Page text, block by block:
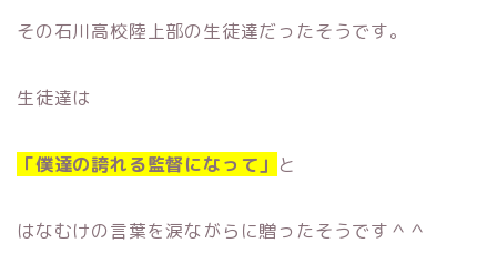
その石川高校陸上部の生徒達だったそうです。
生徒達は
「僕達の誇れる監督になって」 と
はなむけの言葉を涙ながらに贈ったそうです＾＾